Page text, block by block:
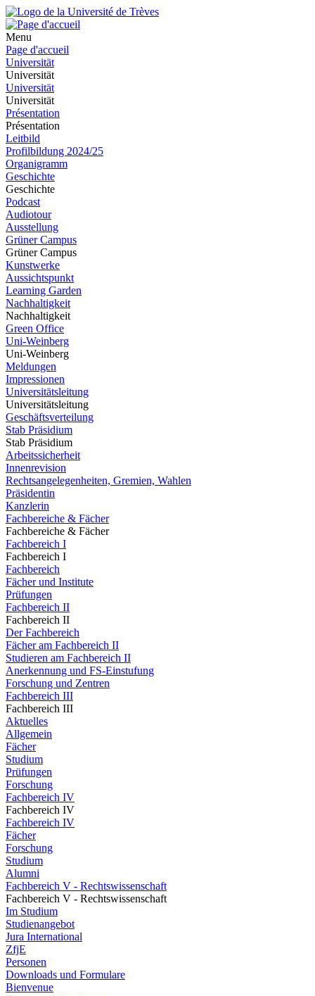
Menu
Page d'accueil
Universität
Universität
Universität
Universität
Présentation
Présentation
Leitbild
Profilbildung 2024/25
Organigramm
Geschichte
Geschichte
Podcast
Audiotour
Ausstellung
Grüner Campus
Grüner Campus
Kunstwerke
Aussichtspunkt
Learning Garden
Nachhaltigkeit
Nachhaltigkeit
Green Office
Uni-Weinberg
Uni-Weinberg
Meldungen
Impressionen
Universitätsleitung
Universitätsleitung
Geschäftsverteilung
Stab Präsidium
Stab Präsidium
Arbeitssicherheit
Innenrevision
Rechtsangelegenheiten, Gremien, Wahlen
Präsidentin
Kanzlerin
Fachbereiche & Fächer
Fachbereiche & Fächer
Fachbereich I
Fachbereich I
Fachbereich
Fächer und Institute
Prüfungen
Fachbereich II
Fachbereich II
Der Fachbereich
Fächer am Fachbereich II
Studieren am Fachbereich II
Anerkennung und FS-Einstufung
Forschung und Zentren
Fachbereich III
Fachbereich III
Aktuelles
Allgemein
Fächer
Studium
Prüfungen
Forschung
Fachbereich IV
Fachbereich IV
Fachbereich IV
Fächer
Forschung
Studium
Alumni
Fachbereich V - Rechtswissenschaft
Fachbereich V - Rechtswissenschaft
Im Studium
Studienangebot
Jura International
ZfjE
Personen
Downloads und Formulare
Bienvenue